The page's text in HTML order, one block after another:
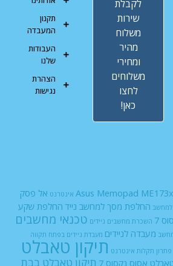
לקבלת
שירות
משלוח
מהיר
ומחירי
משלוחים
לחצו
כאן!
תקנון
המעבדה
העבודות
שלנו
הצהרת
נגישות
Asus Memopad ME173x אינטרנט אל פסק
למחשב החלפת מסך למחשב נייד החלפת שקע
7
השכרת מחשבים ניידים טכנאי מחשבים
מעבדה לניידים מעבדת ניידים בפתח תקווה
פתרון תקלות אינטרנט תיקון טאבלט
אסוס נקסוס 7
תיקון טאבלט בבת